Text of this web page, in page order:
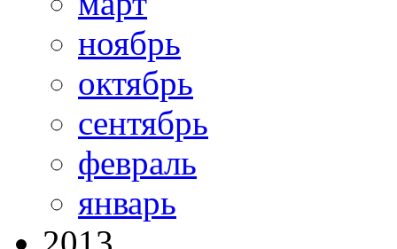
ноябрь
октябрь
сентябрь
февраль
январь